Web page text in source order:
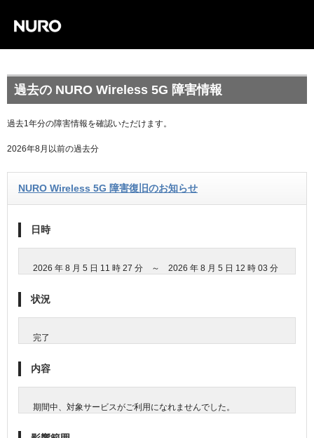
過去の NURO Wireless 5G 障害情報
過去1年分の障害情報を確認いただけます。
2026年8月以前の過去分
NURO Wireless 5G 障害復旧のお知らせ
日時
2026 年 8 月 5 日 11 時 27 分 ～ 2026 年 8 月 5 日 12 時 03 分
状況
完了
内容
期間中、対象サービスがご利用になれませんでした。